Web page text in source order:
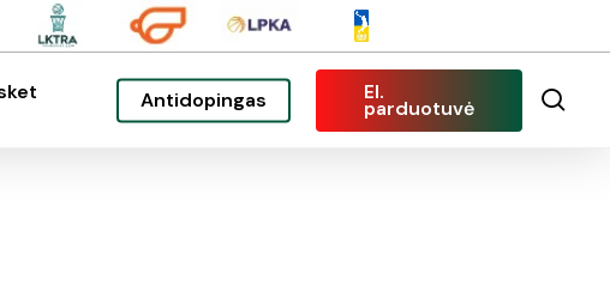
Antidopingas El.
parduotuvė